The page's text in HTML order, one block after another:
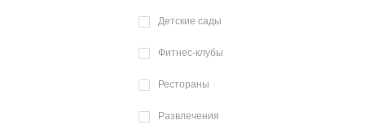
Детские сады
Фитнес-клубы
Рестораны
Развлечения